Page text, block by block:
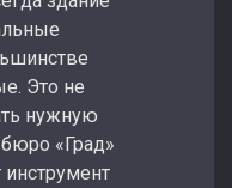
Это не
нужную
«Град»
инструмент